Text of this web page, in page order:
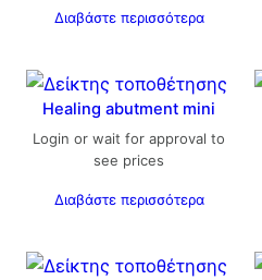
Διαβάστε περισσότερα
Healing abutment mini
Login or wait for approval to
see prices
Διαβάστε περισσότερα